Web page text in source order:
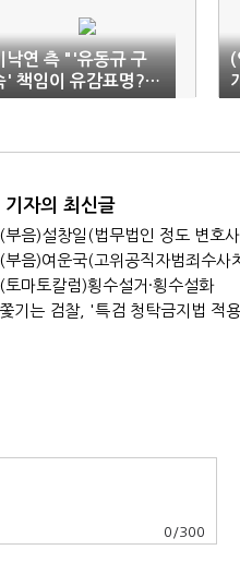
낙연 측 "'유동규 구
' 책임이 유감표명?…
민 '졸'로 봤다"
(
기자의 최신글
(부음)설창일(법무법인 정도 변호
(부음)여운국(고위공직자범죄수사
(토마토칼럼)횡수설거·횡수설화
쫓기는 검찰, '특검 청탁금지법 적
0 /300